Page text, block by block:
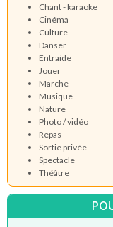
Chant - karaoke
Cinéma
Culture
Danser
Entraide
Jouer
Marche
Musique
Nature
Photo / vidéo
Repas
Sortie privée
Spectacle
Théâtre